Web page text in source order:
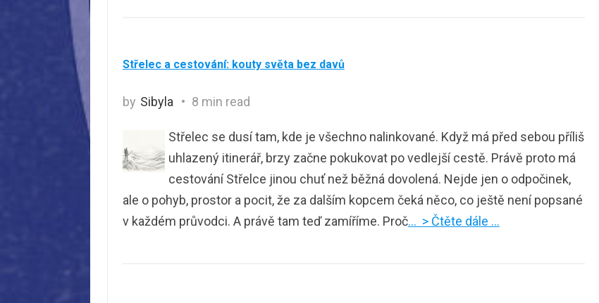
Střelec a cestování: kouty světa bez davů
by Sibyla 8 min read
Střelec se dusí tam, kde je všechno nalinkované. Když má před sebou příliš
uhlazený itinerář, brzy začne pokukovat po vedlejší cestě. Právě proto má
cestování Střelce jinou chuť než běžná dovolená. Nejde jen o odpočinek,
ale o pohyb, prostor a pocit, že za dalším kopcem čeká něco, co ještě není popsané
v každém průvodci. A právě tam teď zamíříme. Proč… > Čtěte dále …